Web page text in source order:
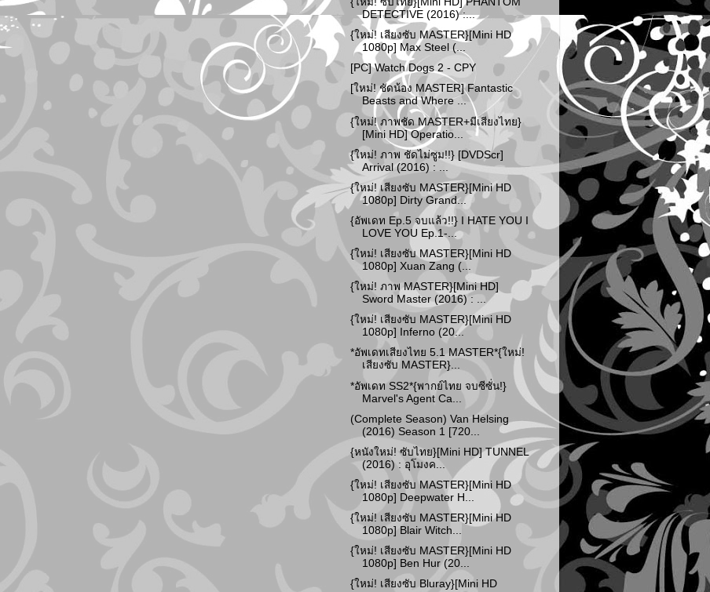
DETECTIVE (2016) :...
{ใหม่! เสียงซับ MASTER}[Mini HD
1080p] Max Steel (...
[PC] Watch Dogs 2 - CPY
[ใหม่! ชัดน้อง MASTER] Fantastic
Beasts and Where ...
{ใหม่! ภาพชัด MASTER+มีเสียงไทย}
[Mini HD] Operatio...
{ใหม่! ภาพ ชัดไม่ซูม!!} [DVDScr]
Arrival (2016) : ...
{ใหม่! เสียงซับ MASTER}[Mini HD
1080p] Dirty Grand...
{อัพเดท Ep.5 จบแล้ว!!} I HATE YOU I
LOVE YOU Ep.1-...
{ใหม่! เสียงซับ MASTER}[Mini HD
1080p] Xuan Zang (...
{ใหม่! ภาพ MASTER}[Mini HD]
Sword Master (2016) : ...
{ใหม่! เสียงซับ MASTER}[Mini HD
1080p] Inferno (20...
*อัพเดทเสียงไทย 5.1 MASTER*{ใหม่!
เสียงซับ MASTER}...
*อัพเดท SS2*{พากย์ไทย จบซีซั่น!}
Marvel's Agent Ca...
(Complete Season) Van Helsing
(2016) Season 1 [720...
{หนังใหม่! ซับไทย}[Mini HD] TUNNEL
(2016) : อุโมงค...
{ใหม่! เสียงซับ MASTER}[Mini HD
1080p] Deepwater H...
{ใหม่! เสียงซับ MASTER}[Mini HD
1080p] Blair Witch...
{ใหม่! เสียงซับ MASTER}[Mini HD
1080p] Ben Hur (20...
{ใหม่! เสียงซับ Bluray}[Mini HD